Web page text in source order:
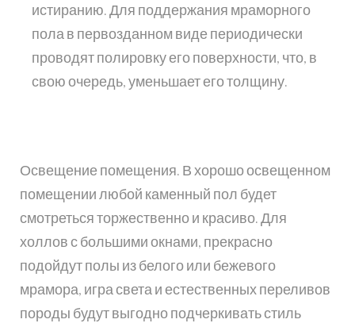
истиранию. Для поддержания мраморного
пола в первозданном виде периодически
проводят полировку его поверхности, что, в
свою очередь, уменьшает его толщину.
Освещение помещения. В хорошо освещенном
помещении любой каменный пол будет
смотреться торжественно и красиво. Для
холлов с большими окнами, прекрасно
подойдут полы из белого или бежевого
мрамора, игра света и естественных переливов
породы будут выгодно подчеркивать стиль